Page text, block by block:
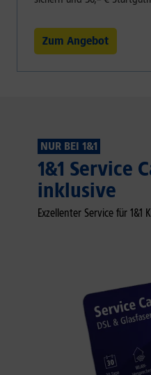
Zum Angebot
NUR BEI 1&1
1&1 Service
inklusive
Exzellenter Service für 1&1